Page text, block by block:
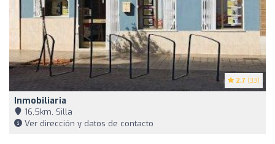
2.7 (33)
Inmobiliaria
16,5km, Silla
Ver dirección y datos de contacto